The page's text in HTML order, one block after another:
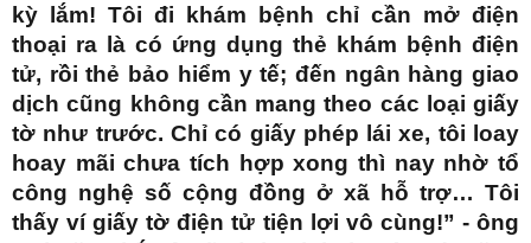
kỳ lắm! Tôi đi khám bệnh chỉ cần mở điện
thoại ra là có ứng dụng thẻ khám bệnh điện
tử, rồi thẻ bảo hiểm y tế; đến ngân hàng giao
dịch cũng không cần mang theo các loại giấy
tờ như trước. Chỉ có giấy phép lái xe, tôi loay
hoay mãi chưa tích hợp xong thì nay nhờ tổ
công nghệ số cộng đồng ở xã hỗ trợ… Tôi
thấy ví giấy tờ điện tử tiện lợi vô cùng!” - ông